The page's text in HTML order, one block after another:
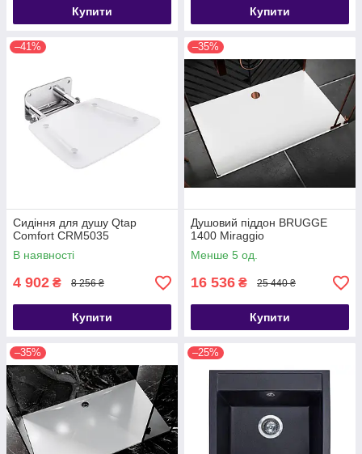
Купити Купити
–41%
Сидіння для душу Qtap
Comfort CRM5035
В наявності
4 902 ₴ 8 256 ₴
Купити
–35%
Душовий піддон BRUGGE
1400 Miraggio
Менше 5 од.
16 536 ₴ 25 440 ₴
Купити
–35% –25%